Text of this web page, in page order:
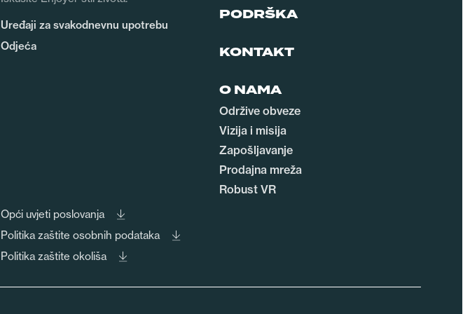
Uređaji za svakodnevnu upotrebu
Odjeća
Opći uvjeti poslovanja
Politika zaštite osobnih podataka
Politika zaštite okoliša
PODRŠKA
KONTAKT
O NAMA
Održive obveze
Vizija i misija
Zapošljavanje
Prodajna mreža
Robust VR